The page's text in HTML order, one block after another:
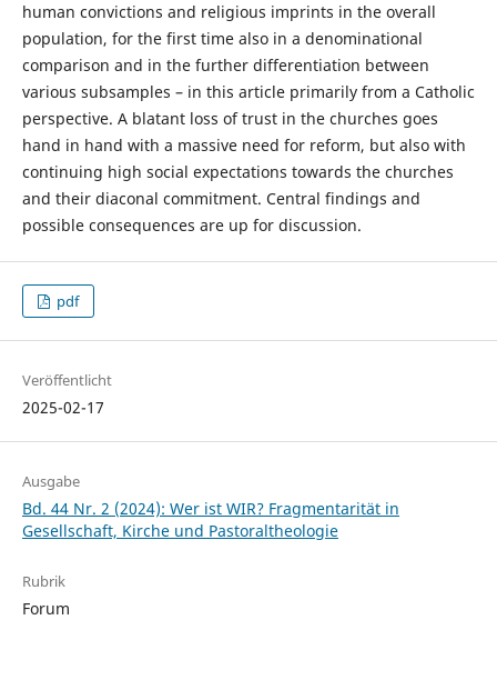
human convictions and religious imprints in the overall
population, for the first time also in a denominational
comparison and in the further differentiation between
various subsamples – in this article primarily from a Catholic
perspective. A blatant loss of trust in the churches goes
hand in hand with a massive need for reform, but also with
continuing high social expectations towards the churches
and their diaconal commitment. Central findings and
possible consequences are up for discussion.
pdf
Veröffentlicht
2025-02-17
Ausgabe
Bd. 44 Nr. 2 (2024): Wer ist WIR? Fragmentarität in
Gesellschaft, Kirche und Pastoraltheologie
Rubrik
Forum